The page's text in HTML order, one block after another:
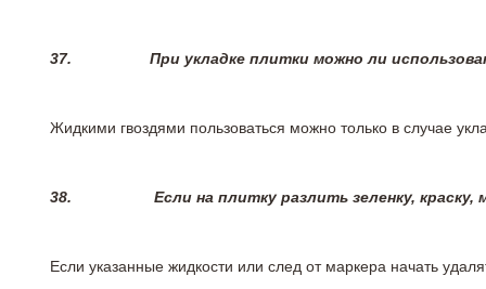
37. При укладке плитки можно ли
Жидкими гвоздями пользоваться можно только в случае
38. Если на плитку разлить зеленку,
Если указанные жидкости или след от маркера начать